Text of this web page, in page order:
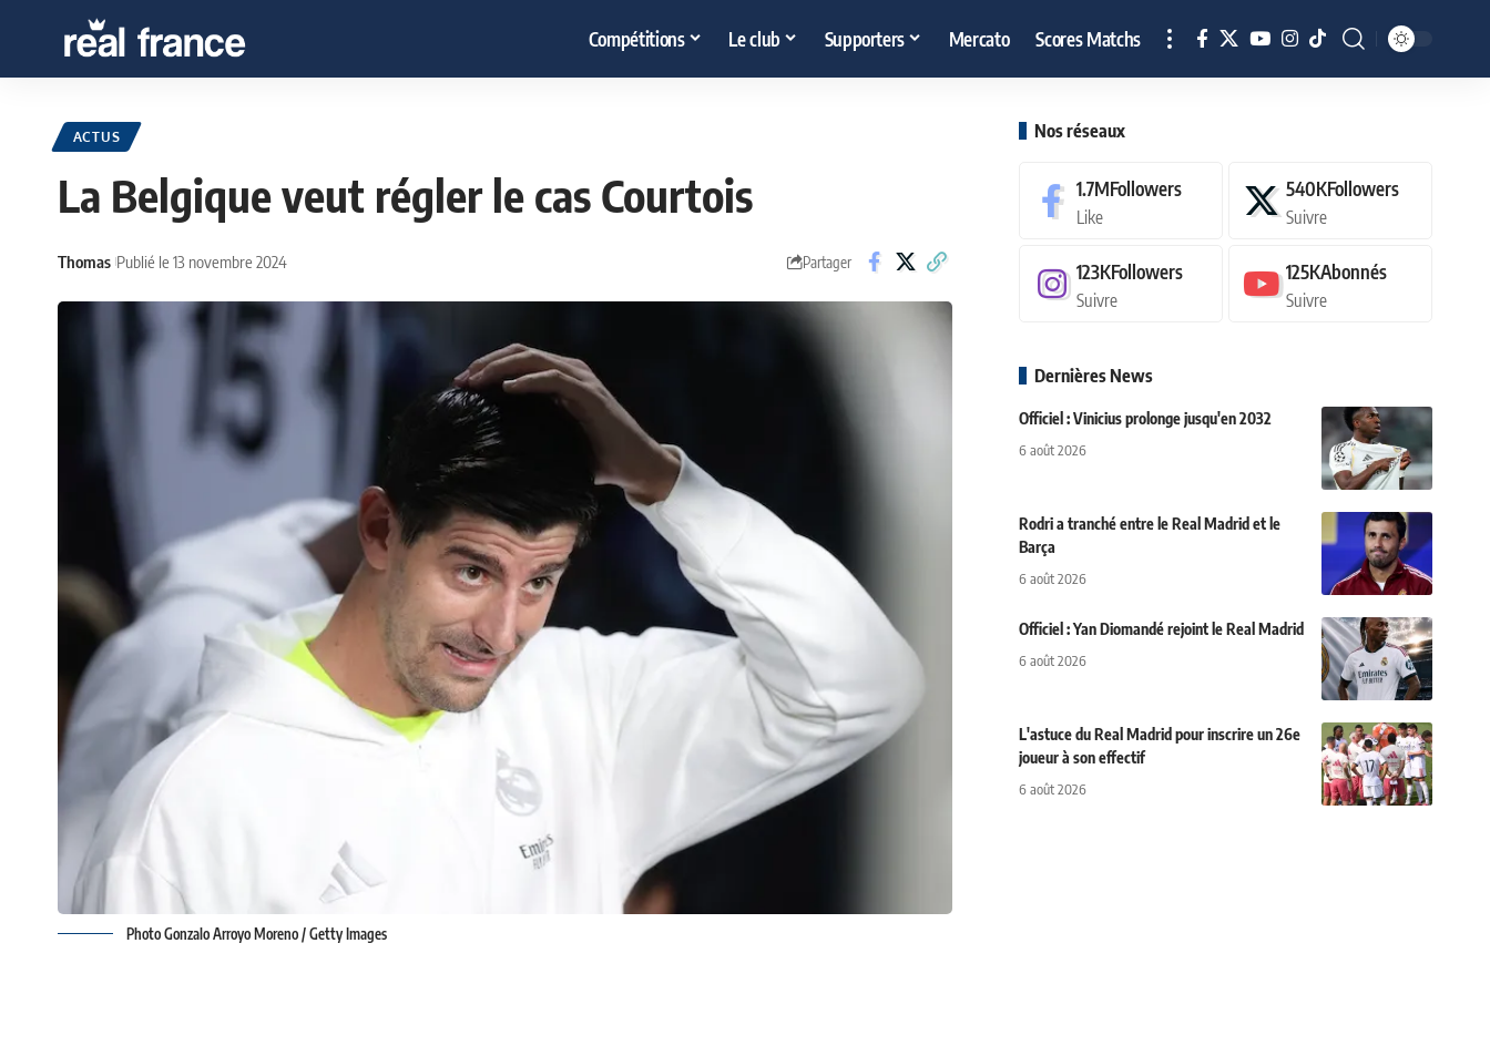
Compétitions Le club Supporters Mercato Scores Matchs
ACTUS
La Belgique veut régler le cas Courtois
Thomas Publié le 13 novembre 2024 Partager
Photo Gonzalo Arroyo Moreno / Getty Images
Nos réseaux
1.7MFollowers
Like
540KFollowers
Suivre
123KFollowers
Suivre
125KAbonnés
Suivre
Dernières News
Officiel : Vinicius prolonge jusqu'en 2032
6 août 2026
Rodri a tranché entre le Real Madrid et le
Barça
6 août 2026
Officiel : Yan Diomandé rejoint le Real Madrid
6 août 2026
L'astuce du Real Madrid pour inscrire un 26e
joueur à son effectif
6 août 2026